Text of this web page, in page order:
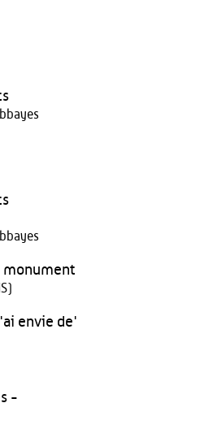
monument
envie de'
-